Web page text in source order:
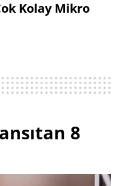
Kolay Mikro
8